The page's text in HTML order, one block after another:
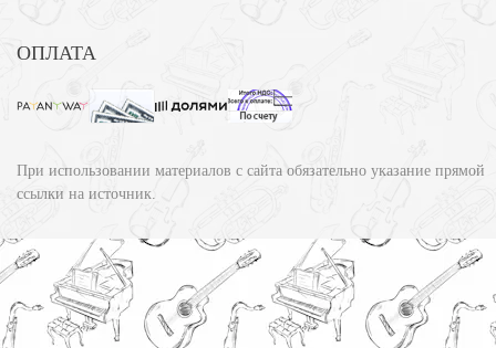
ОПЛАТА
При использовании материалов с сайта обязательно указание прямой
ссылки на источник.